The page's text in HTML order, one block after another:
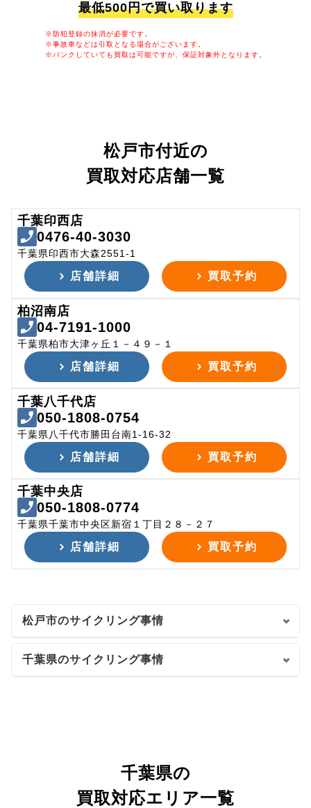
最低500円で買い取ります
※防犯登録の抹消が必要です。
※事故車などは引取となる場合がございます。
※パンクしていても買取は可能ですが、保証対象外となります。
松戸市付近の
買取対応店舗一覧
千葉印西店
0476-40-3030
千葉県印西市大森2551-1
店舗詳細 買取予約
柏沼南店
04-7191-1000
千葉県柏市大津ヶ丘１－４９－１
店舗詳細 買取予約
千葉八千代店
050-1808-0754
千葉県八千代市勝田台南1-16-32
店舗詳細 買取予約
千葉中央店
050-1808-0774
千葉県千葉市中央区新宿１丁目２８－２７
店舗詳細 買取予約
松戸市のサイクリング事情
千葉県のサイクリング事情
千葉県の
買取対応エリア一覧